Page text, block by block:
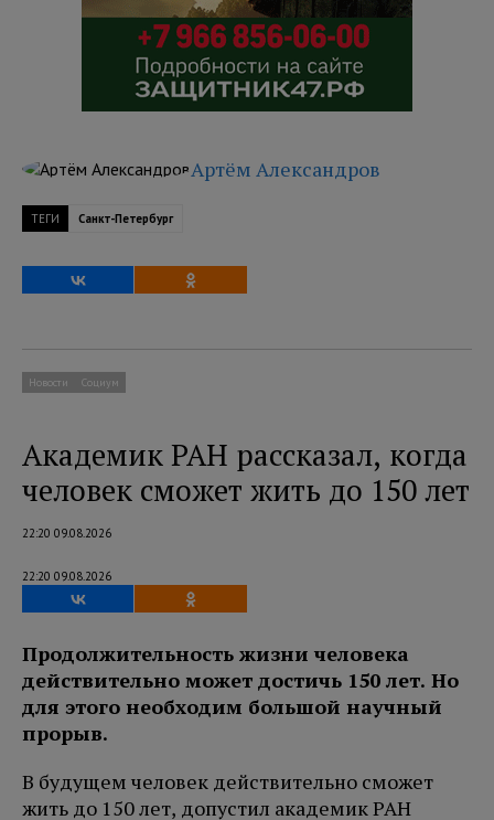
Артём Александров
ТЕГИ Санкт-Петербург
Новости Социум
Академик РАН рассказал, когда
человек сможет жить до 150 лет
22:20 09.08.2026
22:20 09.08.2026
Продолжительность жизни человека
действительно может достичь 150 лет. Но
для этого необходим большой научный
прорыв.
В будущем человек действительно сможет
жить до 150 лет, допустил академик РАН